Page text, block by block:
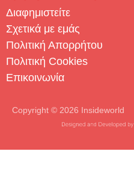
Διαφημιστείτε
Σχετικά με εμάς
Πολιτική Απορρήτου
Πολιτική Cookies
Επικοινωνία
Copyright © 2026 Insideworld